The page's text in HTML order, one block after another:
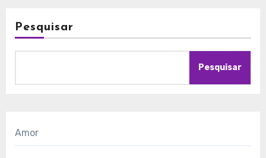
Pesquisar
Pesquisar
Amor